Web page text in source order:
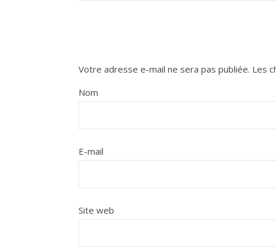
Votre adresse e-mail ne sera pas publiée. Les
Nom
E-mail
Site web